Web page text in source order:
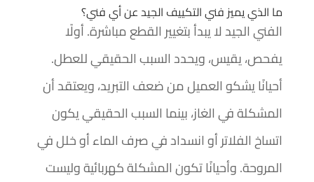
ما الذي يميز فني التكييف الجيد عن أي فني؟
الفني الجيد لا يبدأ بتغيير القطع مباشرة. أولًا
يفحص، يقيس، ويحدد السبب الحقيقي للعطل.
أحيانًا يشكو العميل من ضعف التبريد، ويعتقد أن
المشكلة في الغاز، بينما السبب الحقيقي يكون
اتساخ الفلاتر أو انسداد في صرف الماء أو خلل في
المروحة. وأحيانًا تكون المشكلة كهربائية وليست